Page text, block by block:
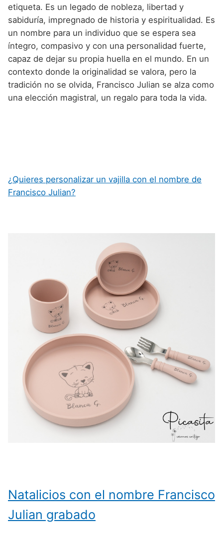
etiqueta. Es un legado de nobleza, libertad y
sabiduría, impregnado de historia y espiritualidad. Es
un nombre para un individuo que se espera sea
íntegro, compasivo y con una personalidad fuerte,
capaz de dejar su propia huella en el mundo. En un
contexto donde la originalidad se valora, pero la
tradición no se olvida, Francisco Julian se alza como
una elección magistral, un regalo para toda la vida.
¿Quieres personalizar un vajilla con el nombre de
Francisco Julian?
Natalicios con el nombre Francisco
Julian grabado